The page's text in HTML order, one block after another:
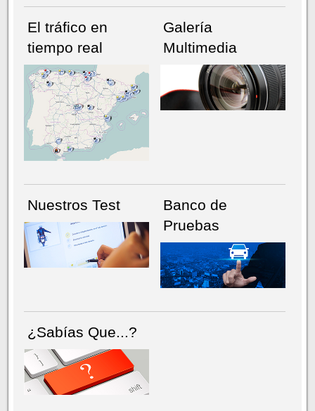
NÚMERO ACTUALHEMEROTECA
El tráfico en
tiempo real
Galería
Multimedia
Nuestros Test
Banco de
Pruebas
¿Sabías Que...?